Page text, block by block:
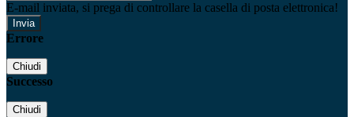
E-mail inviata, si prega di controllare la casella di posta elettronica!
Errore
Chiudi
Successo
Chiudi